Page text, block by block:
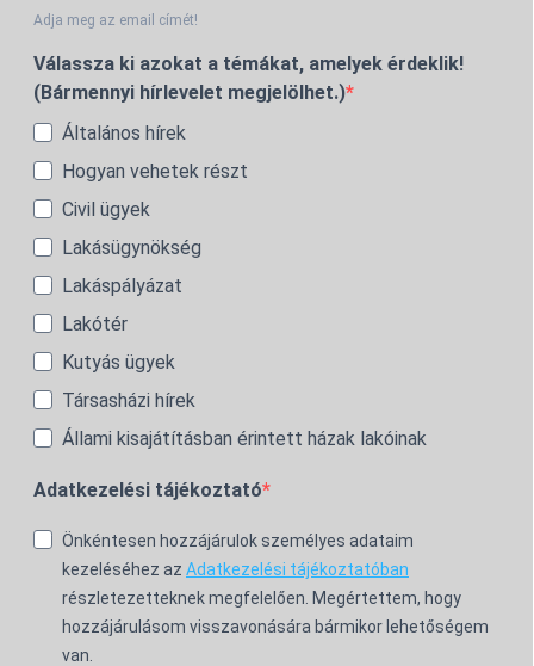
Adja meg az email címét!
Válassza ki azokat a témákat, amelyek érdeklik!
(Bármennyi hírlevelet megjelölhet.)
Általános hírek
Hogyan vehetek részt
Civil ügyek
Lakásügynökség
Lakáspályázat
Lakótér
Kutyás ügyek
Társasházi hírek
Állami kisajátításban érintett házak lakóinak
Adatkezelési tájékoztató
Önkéntesen hozzájárulok személyes adataim
kezeléséhez az Adatkezelési tájékoztatóban
részletezetteknek megfelelően. Megértettem, hogy
hozzájárulásom visszavonására bármikor lehetőségem
van.